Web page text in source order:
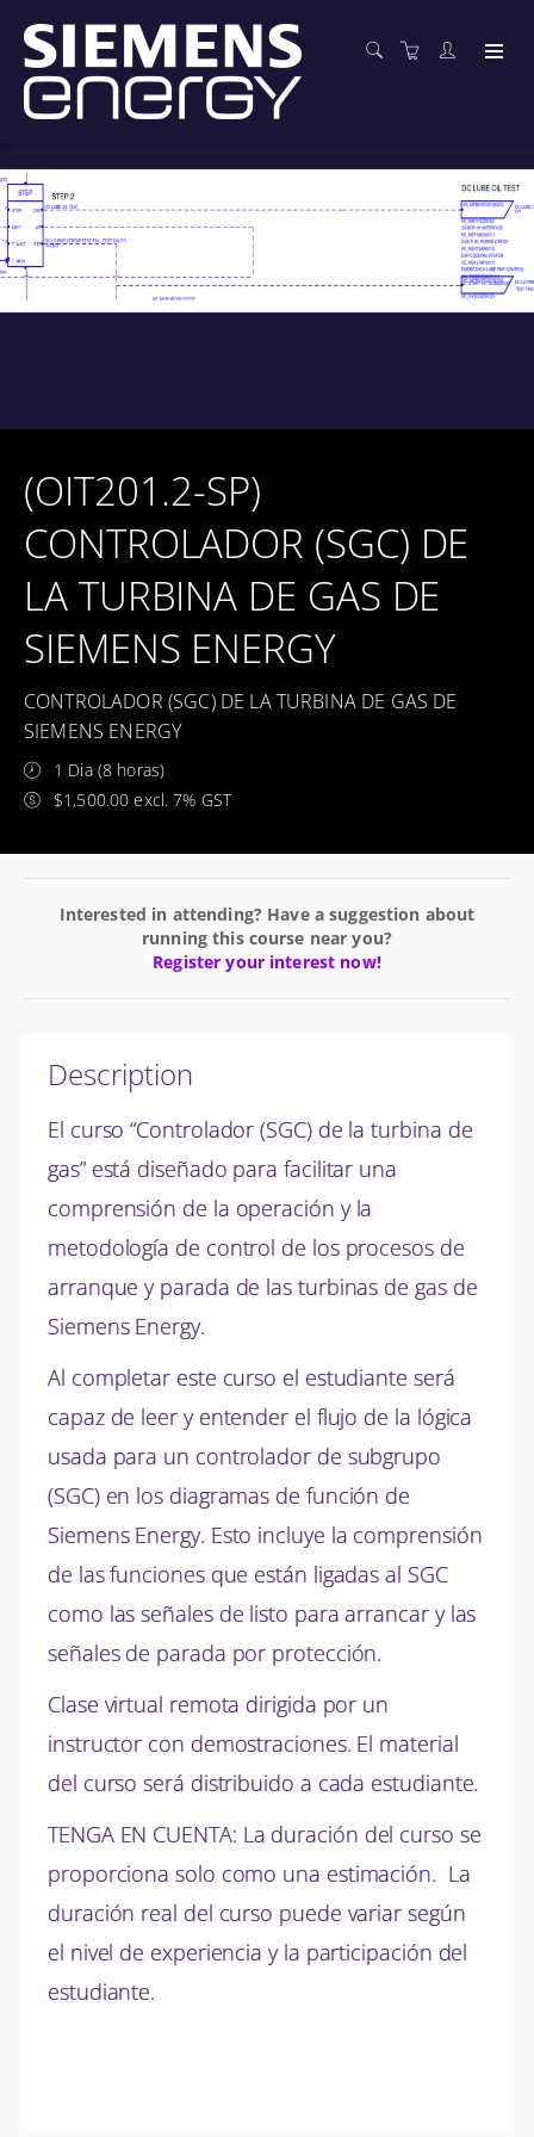
(OIT201.2-SP)
CONTROLADOR (SGC) DE
LA TURBINA DE GAS DE
SIEMENS ENERGY
CONTROLADOR (SGC) DE LA TURBINA DE GAS DE
SIEMENS ENERGY
1 Dia (8 horas)
$1,500.00 excl. 7% GST
Interested in attending? Have a suggestion about
running this course near you?
Register your interest now!
Description
El curso “Controlador (SGC) de la turbina de
gas” está diseñado para facilitar una
comprensión de la operación y la
metodología de control de los procesos de
arranque y parada de las turbinas de gas de
Siemens Energy.
Al completar este curso el estudiante será
capaz de leer y entender el flujo de la lógica
usada para un controlador de subgrupo
(SGC) en los diagramas de función de
Siemens Energy. Esto incluye la comprensión
de las funciones que están ligadas al SGC
como las señales de listo para arrancar y las
señales de parada por protección.
Clase virtual remota dirigida por un
instructor con demostraciones. El material
del curso será distribuido a cada estudiante.
TENGA EN CUENTA: La duración del curso se
proporciona solo como una estimación. La
duración real del curso puede variar según
el nivel de experiencia y la participación del
estudiante.